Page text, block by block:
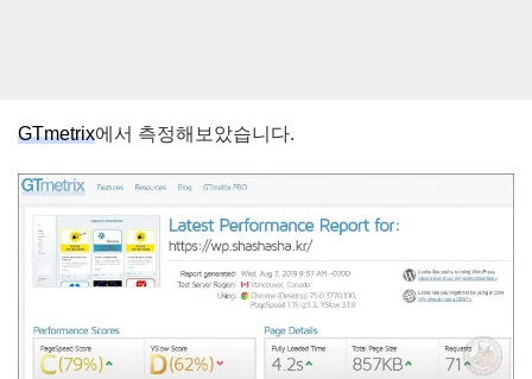
GTmetrix에서 측정해보았습니다.